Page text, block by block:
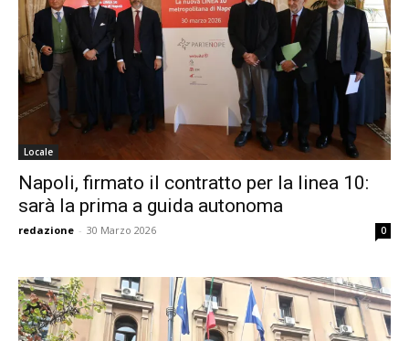
Locale
Napoli, firmato il contratto per la linea 10:
sarà la prima a guida autonoma
redazione - 30 Marzo 2026 0